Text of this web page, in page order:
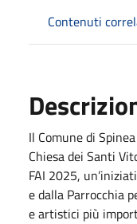
Contenuti
Il Comune di
Chiesa dei Santi
FAI 2025,
e dalla Parrocchia
e artistici più